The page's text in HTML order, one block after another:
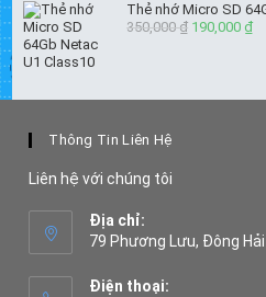
Thẻ nhớ Micro SD
350,000₫ Giá
190,000 ₫Giá
Thông Tin Liên Hệ
Liên hệ với chúng tôi
Địa chỉ:
79 Phương Lưu, Đông Hải
Điện thoại: